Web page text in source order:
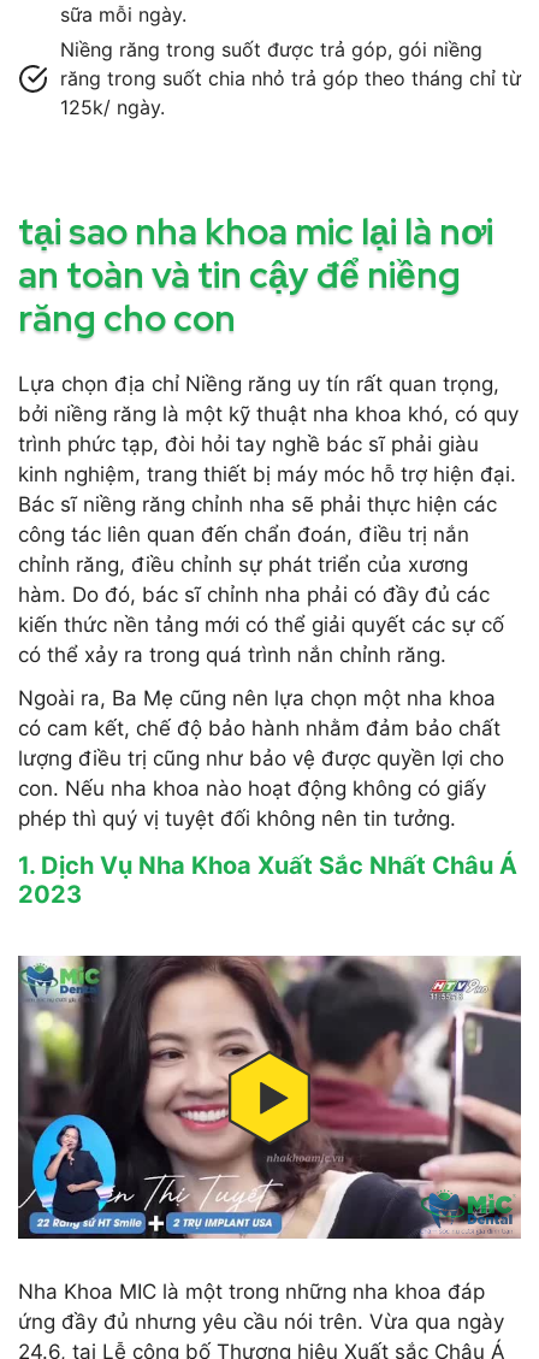
sữa mỗi ngày.
Niềng răng trong suốt được trả góp, gói niềng
răng trong suốt chia nhỏ trả góp theo tháng chỉ từ
125k/ ngày.
tại sao nha khoa mic lại là nơi
an toàn và tin cậy để niềng
răng cho con
Lựa chọn địa chỉ Niềng răng uy tín rất quan trọng,
bởi niềng răng là một kỹ thuật nha khoa khó, có quy
trình phức tạp, đòi hỏi tay nghề bác sĩ phải giàu
kinh nghiệm, trang thiết bị máy móc hỗ trợ hiện đại.
Bác sĩ niềng răng chỉnh nha sẽ phải thực hiện các
công tác liên quan đến chẩn đoán, điều trị nắn
chỉnh răng, điều chỉnh sự phát triển của xương
hàm. Do đó, bác sĩ chỉnh nha phải có đầy đủ các
kiến thức nền tảng mới có thể giải quyết các sự cố
có thể xảy ra trong quá trình nắn chỉnh răng.
Ngoài ra, Ba Mẹ cũng nên lựa chọn một nha khoa
có cam kết, chế độ bảo hành nhằm đảm bảo chất
lượng điều trị cũng như bảo vệ được quyền lợi cho
con. Nếu nha khoa nào hoạt động không có giấy
phép thì quý vị tuyệt đối không nên tin tưởng.
1. Dịch Vụ Nha Khoa Xuất Sắc Nhất Châu Á
2023
Nha Khoa MIC là một trong những nha khoa đáp
ứng đầy đủ nhưng yêu cầu nói trên. Vừa qua ngày
24.6, tại Lễ công bố Thương hiệu Xuất sắc Châu Á